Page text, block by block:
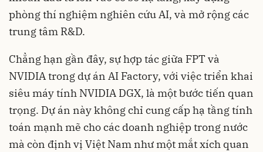
phòng thí nghiệm nghiên cứu AI, và mở rộng các
trung tâm R&D.
Chẳng hạn gần đây, sự hợp tác giữa FPT và
NVIDIA trong dự án AI Factory, với việc triển khai
siêu máy tính NVIDIA DGX, là một bước tiến quan
trọng. Dự án này không chỉ cung cấp hạ tầng tính
toán mạnh mẽ cho các doanh nghiệp trong nước
mà còn định vị Việt Nam như một mắt xích quan